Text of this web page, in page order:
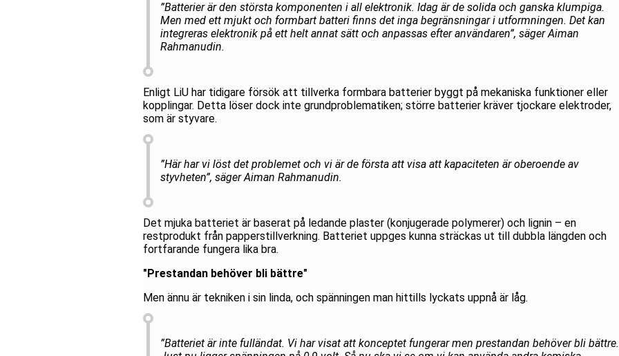
”Batterier är den största komponenten i all elektronik. Idag är de solida och ganska klumpiga.
Men med ett mjukt och formbart batteri finns det inga begränsningar i utformningen. Det kan
integreras elektronik på ett helt annat sätt och anpassas efter användaren”, säger Aiman
Rahmanudin.
Enligt LiU har tidigare försök att tillverka formbara batterier byggt på mekaniska funktioner eller
kopplingar. Detta löser dock inte grundproblematiken; större batterier kräver tjockare elektroder,
som är styvare.
”Här har vi löst det problemet och vi är de första att visa att kapaciteten är oberoende av
styvheten”, säger Aiman Rahmanudin.
Det mjuka batteriet är baserat på ledande plaster (konjugerade polymerer) och lignin – en
restprodukt från papperstillverkning. Batteriet uppges kunna sträckas ut till dubbla längden och
fortfarande fungera lika bra.
"Prestandan behöver bli bättre"
Men ännu är tekniken i sin linda, och spänningen man hittills lyckats uppnå är låg.
”Batteriet är inte fulländat. Vi har visat att konceptet fungerar men prestandan behöver bli bättre.